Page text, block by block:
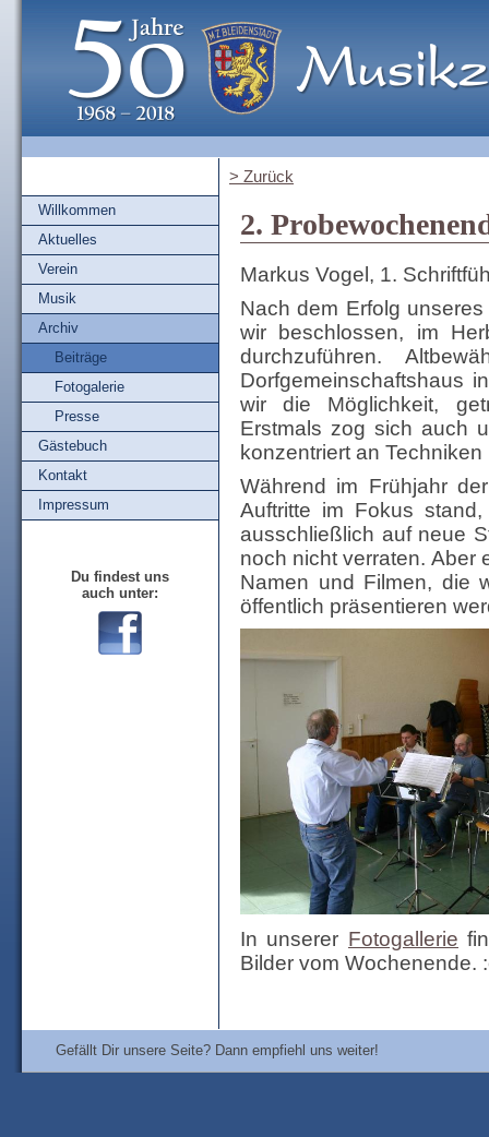
Willkommen
Aktuelles
Verein
Musik
Archiv
Beiträge
Fotogalerie
Presse
Gästebuch
Kontakt
Impressum
Du findest uns
auch unter:
> Zurück
2.
Markus Vogel, 1.
Nach dem Erfolg
wir beschlossen, im
durchzuführen.
Dorfgemeinschaftshaus
wir die Möglichkeit,
Erstmals zog sich auch
konzentriert an
Während im Frühjahr
Auftritte im Fokus
ausschließlich auf neue
noch nicht verraten. Aber
Namen und Filmen, die
öffentlich präsentieren
In unserer Fotogallerie
Bilder vom Wochenende.
Gefällt Dir unsere Seite? Dann empfiehl uns weiter!